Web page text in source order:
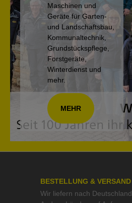
Maschinen und
Geräte für Garten-
und Landschaftsbau,
Kommunaltechnik,
Grundstückspflege,
Forstgeräte,
Winterdienst und
mehr.
MEHR
BESTELLUNG & VERSAND
Wir liefern nach Deutschland